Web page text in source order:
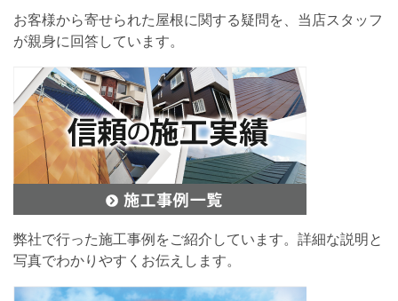
お客様から寄せられた屋根に関する疑問を、当店スタッフ
が親身に回答しています。
弊社で行った施工事例をご紹介しています。詳細な説明と
写真でわかりやすくお伝えします。